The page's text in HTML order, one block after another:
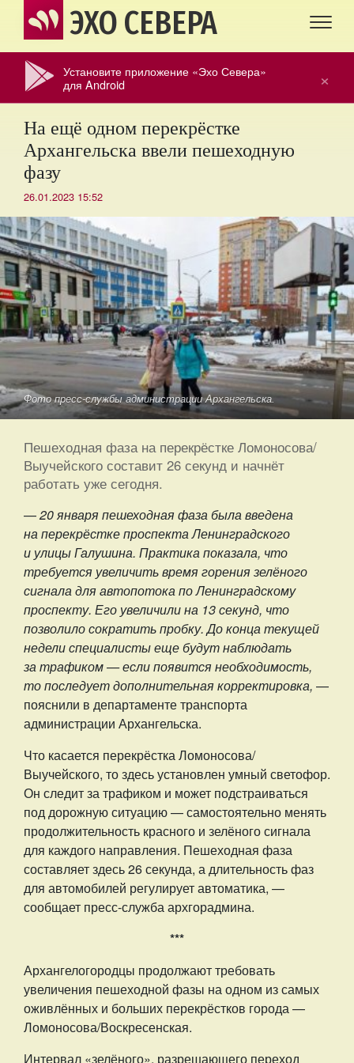
ЭХО СЕВЕРА
×
Установите приложение «Эхо Севера»
для Android
На ещё одном перекрёстке
Архангельска ввели пешеходную
фазу
26.01.2023 15:52
Фото пресс-службы администрации Архангельска.
Пешеходная фаза на перекрёстке Ломоносова/
Выучейского составит 26 секунд и начнёт
работать уже сегодня.
—20 января пешеходная фаза была введена
на перекрёстке проспекта Ленинградского
и улицы Галушина. Практика показала, что
требуется увеличить время горения зелёного
сигнала для автопотока по Ленинградскому
проспекту. Его увеличили на 13 секунд, что
позволило сократить пробку. До конца текущей
недели специалисты еще будут наблюдать
за трафиком — если появится необходимость,
то последует дополнительная корректировка, —
пояснили в департаменте транспорта
администрации Архангельска.
Что касается перекрёстка Ломоносова/
Выучейского, то здесь установлен умный светофор.
Он следит за трафиком и может подстраиваться
под дорожную ситуацию — самостоятельно менять
продолжительность красного и зелёного сигнала
для каждого направления. Пешеходная фаза
составляет здесь 26 секунда, а длительность фаз
для автомобилей регулирует автоматика, —
сообщает пресс-служба архгорадмина.
***
Архангелогородцы продолжают требовать
увеличения пешеходной фазы на одном из самых
оживлённых и больших перекрёстков города —
Ломоносова/Воскресенская.
Интервал «зелёного», разрешающего переход